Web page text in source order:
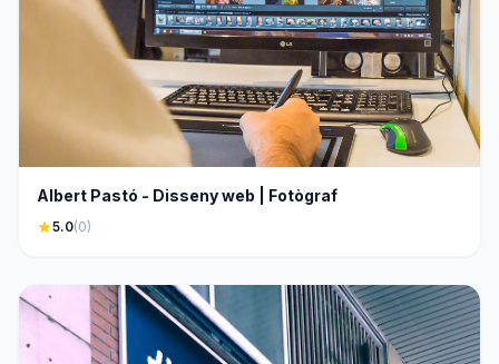
Albert Pastó - Disseny web | Fotògraf
star5.0(0)